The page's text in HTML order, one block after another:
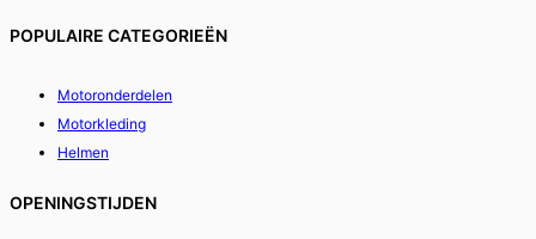
POPULAIRE CATEGORIEËN
Motoronderdelen
Motorkleding
Helmen
OPENINGSTIJDEN